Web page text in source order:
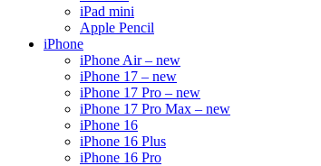
iPad mini
Apple Pencil
iPhone
iPhone Air – new
iPhone 17 – new
iPhone 17 Pro – new
iPhone 17 Pro Max – new
iPhone 16
iPhone 16 Plus
iPhone 16 Pro